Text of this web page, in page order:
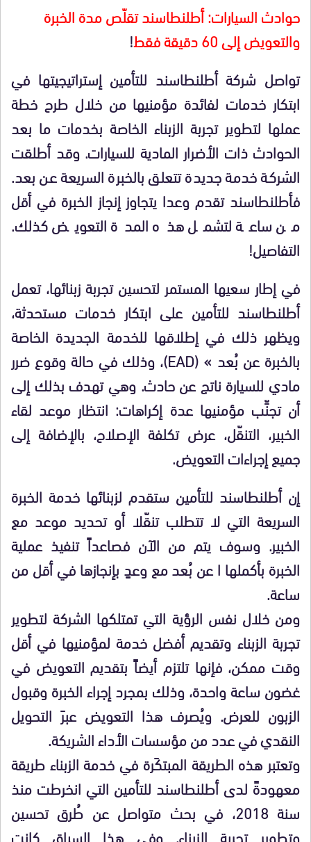
حوادث السيارات: أطلنطاسند تقلّص مدة الخبرة
والتعويض إلى 60 دقيقة فقط
!
تواصل شركة أطلنطاسند للتأمين إستراتيجيتها في
ابتكار خدمات لفائدة مؤمنيها من خلال طرح خطة
عملها لتطوير تجربة الزبناء الخاصة بخدمات ما بعد
الحوادث ذات الأضرار المادية للسيارات. وقد أطلقت
الشركة خدمة جديدة تتعلق بالخبرة السريعة عن بعد.
فأطلنطاسند تقدم وعدا يتجاوز إنجاز الخبرة في أقل
من ساعة لتشمل هذه المدة التعويض كذلك.
التفاصيل!
في إطار سعيها المستمر لتحسين تجربة زبنائها، تعمل
أطلنطاسند للتأمين على ابتكار خدمات مستحدثة،
ويظهر ذلك في إطلاقها للخدمة الجديدة الخاصة
بالخبرة عن بُعد » (EAD)، وذلك في حالة وقوع ضرر
مادي للسيارة ناتج عن حادث. وهي تهدف بذلك إلى
أن تجنِّب مؤمنيها عدة إكراهات: انتظار موعد لقاء
الخبير، التنقّل، عرض تكلفة الإصلاح، بالإضافة إلى
جميع إجراءات التعويض.
إن أطلنطاسند للتأمين ستقدم لزبنائها خدمة الخبرة
السريعة التي لا تتطلب تنقّلا أو تحديد موعد مع
الخبير. وسوف يتم من الآن فصاعداً تنفيذ عملية
الخبرة بأكملها ا عن بُعد مع وعدٍ بإنجازها في أقل من
ساعة.
ومن خلال نفس الرؤية التي تمتلكها الشركة لتطوير
تجربة الزبناء وتقديم أفضل خدمة لمؤمنيها في أقل
وقت ممكن، فإنها تلتزم أيضاً بتقديم التعويض في
غضون ساعة واحدة، وذلك بمجرد إجراء الخبرة وقبول
الزبون للعرض. ويُصرف هذا التعويض عبرَ التحويل
النقدي في عدد من مؤسسات الأداء الشريكة.
وتعتبر هذه الطريقة المبتكَرة في خدمة الزبناء طريقة
معهودةً لدى أطلنطاسند للتأمين التي انخرطت منذ
سنة 2018، في بحث متواصل عن طُرق تحسين
وتطوير تجربة الزبناء. وفي هذا السياق كانت